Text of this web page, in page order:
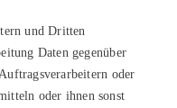
und Dritten
Daten gegenüber
oder
oder ihnen sonst